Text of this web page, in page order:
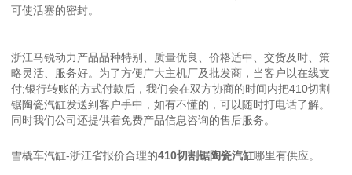
可使活塞的密封。
浙江马锐动力产品品种特别、质量优良、价格适中、交货及时、策
略灵活、服务好。为了方便广大主机厂及批发商，当客户以在线支
付;银行转账的方式付款后，我们会在双方协商的时间内把410切割
锯陶瓷汽缸发送到客户手中，如有不懂的，可以随时打电话了解。
同时我们公司还提供着免费产品信息咨询的售后服务。
雪橇车汽缸-浙江省报价合理的410切割锯陶瓷汽缸哪里有供应。